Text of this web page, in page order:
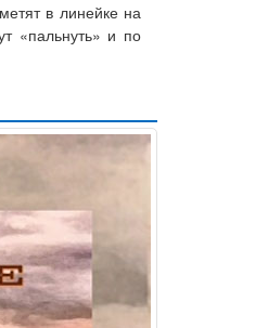
в линейке на
«пальнуть» и по